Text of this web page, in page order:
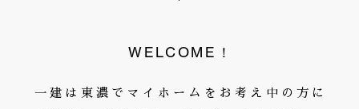
WELCOME！
一建は東濃でマイホームをお考え中の方に